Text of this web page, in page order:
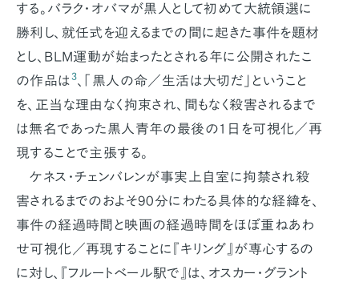
する。バラク・オバマが黒人として初めて大統領選に
勝利し、就任式を迎えるまでの間に起きた事件を題材
とし、BLM運動が始まったとされる年に公開されたこ
の作品は 3、「黒人の命／生活は大切だ」ということ
を、正当な理由なく拘束され、間もなく殺害されるまで
は無名であった黒人青年の最後の1日を可視化／再
現することで主張する。
ケネス・チェンバレンが事実上自室に拘禁され殺
害されるまでのおよそ90分にわたる具体的な経緯を、
事件の経過時間と映画の経過時間をほぼ重ねあわ
せ可視化／再現することに『キリング』が専心するの
に対し、『フルートベール駅で』は、オスカー・グラント